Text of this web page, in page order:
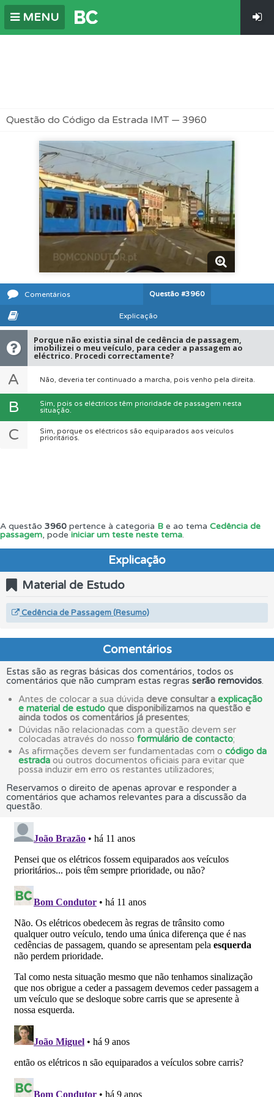
MENU
Questão do Código da Estrada IMT — 3960
Comentários Questão #3960
Explicação
Porque não existia sinal de cedência de passagem,
imobilizei o meu veículo, para ceder a passagem ao
eléctrico. Procedi correctamente?
A Não, deveria ter continuado a marcha, pois venho pela direita.
B
Sim, pois os eléctricos têm prioridade de passagem nesta
situação.
C
Sim, porque os eléctricos são equiparados aos veículos
prioritários.
A questão 3960 pertence à categoria B e ao tema Cedência de
passagem, pode iniciar um teste neste tema.
Explicação
Material de Estudo
Cedência de Passagem (Resumo)
Comentários
Estas são as regras básicas dos comentários, todos os
comentários que não cumpram estas regras serão removidos.
Antes de colocar a sua dúvida deve consultar a explicação
e material de estudo que disponibilizamos na questão e
ainda todos os comentários já presentes;
Dúvidas não relacionadas com a questão devem ser
colocadas através do nosso formulário de contacto;
As afirmações devem ser fundamentadas com o código da
estrada ou outros documentos oficiais para evitar que
possa induzir em erro os restantes utilizadores;
Reservamos o direito de apenas aprovar e responder a
comentários que achamos relevantes para a discussão da
questão.